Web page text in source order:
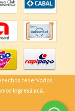
reservados.
ingresá acá.